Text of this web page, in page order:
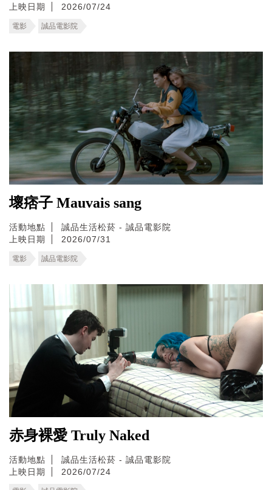
上映日期
2026/07/24
電影 誠品電影院
壞痞子 Mauvais sang
活動地點
誠品生活松菸 - 誠品電影院
上映日期
2026/07/31
電影 誠品電影院
赤身裸愛 Truly Naked
活動地點
誠品生活松菸 - 誠品電影院
上映日期
2026/07/24